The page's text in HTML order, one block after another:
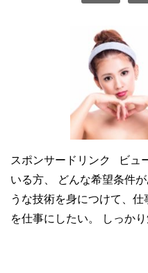
スポンサードリンク ビュ
いる方、 どんな希望条件
うな技術を身につけて、
を仕事にしたい。 しっか